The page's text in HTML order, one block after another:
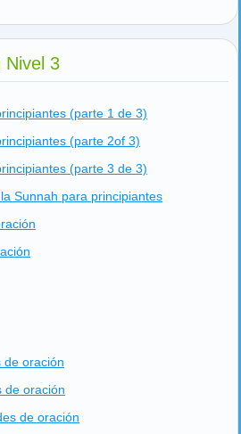
Nivel 3
(parte 1 de 3)
(parte 2of 3)
(parte 3 de 3)
Sunnah para principiantes
de oración
de oración
de oración